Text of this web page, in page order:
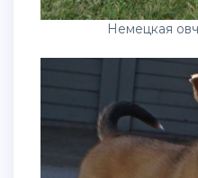
Немецкая